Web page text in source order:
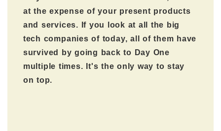
at the expense of your present products
and services. If you look at all the big
tech companies of today, all of them have
survived by going back to Day One
multiple times. It's the only way to stay
on top.